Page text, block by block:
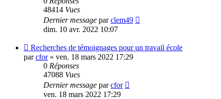
48414 Vues
Dernier message parclem49
dim. 10 avr. 2022 10:07
Recherches de témoignages pour un travail école
parcfor» ven. 18 mars 2022 17:29
0 Réponses
47088 Vues
Dernier message parcfor
ven. 18 mars 2022 17:29